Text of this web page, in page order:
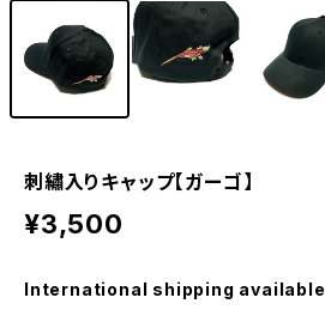
刺繡入りキャップ【ガーゴ】
¥3,500
International shipping available